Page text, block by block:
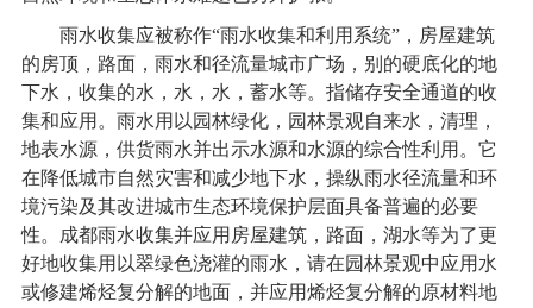
雨水收集应被称作“雨水收集和利用系统”，房屋建筑
的房顶，路面，雨水和径流量城市广场，别的硬底化的地
下水，收集的水，水，水，蓄水等。指储存安全通道的收
集和应用。雨水用以园林绿化，园林景观自来水，清理，
地表水源，供货雨水并出示水源和水源的综合性利用。它
在降低城市自然灾害和减少地下水，操纵雨水径流量和环
境污染及其改进城市生态环境保护层面具备普遍的必要
性。成都雨水收集并应用房屋建筑，路面，湖水等为了更
好地收集用以翠绿色浇灌的雨水，请在园林景观中应用水
或修建烯烃复分解的地面，并应用烯烃复分解的原材料地